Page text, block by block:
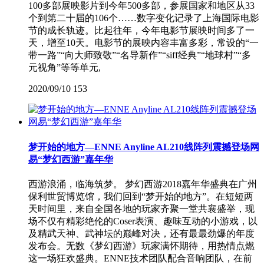
100多部展映影片到今年500多部，参展国家和地区从33
个到第二十届的106个……数字变化记录了上海国际电影
节的成长轨迹。比起往年，今年电影节展映时间多了一
天，增至10天。电影节的展映内容丰富多彩，常设的“一
带一路”“向大师致敬”“名导新作”“siff经典”“地球村”“多
元视角”等等单元,
2020/09/10 153
梦开始的地方—ENNE Anyline AL210线阵列震撼登场网
易“梦幻西游”嘉年华
西游浪涌，临海筑梦。 梦幻西游2018嘉年华盛典在广州
保利世贸博览馆，我们回到“梦开始的地方”。在短短两
天时间里，来自全国各地的玩家齐聚一堂共襄盛举，现
场不仅有精彩绝伦的Coser表演、趣味互动的小游戏，以
及精武天神、武神坛的巅峰对决，还有最最劲爆的年度
发布会。无数《梦幻西游》玩家满怀期待，用热情点燃
这一场狂欢盛典。ENNE技术团队配合音响团队，在前